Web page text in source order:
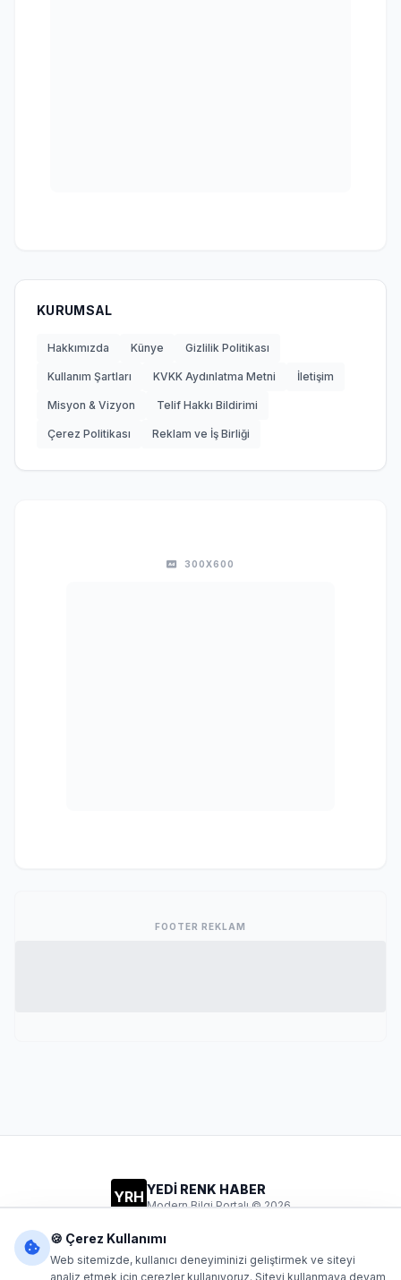
KURUMSAL
Hakkımızda Künye Gizlilik Politikası
Kullanım Şartları KVKK Aydınlatma Metni İletişim
Misyon & Vizyon Telif Hakkı Bildirimi
Çerez Politikası Reklam ve İş Birliği
300X600
FOOTER REKLAM
YRH YEDİ RENK HABER
Modern Bilgi Portalı © 2026
🍪 Çerez Kullanımı
Web sitemizde, kullanıcı deneyiminizi geliştirmek ve siteyi
analiz etmek için çerezler kullanıyoruz. Siteyi kullanmaya devam